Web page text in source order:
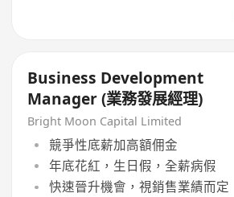
Business Development
Manager (業務發展經理)
Bright Moon Capital Limited
競爭性底薪加高額佣金
年底花紅，生日假，全薪病假
快速晉升機會，視銷售業績而定